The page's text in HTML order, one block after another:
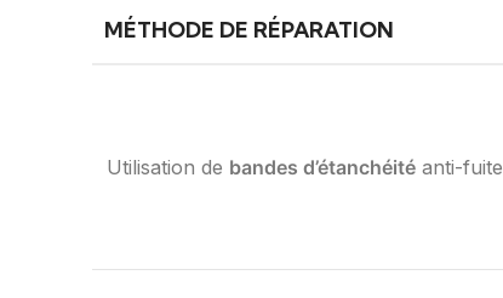
MÉTHODE DE RÉPARATION
Utilisation de bandes d’étanchéité anti-